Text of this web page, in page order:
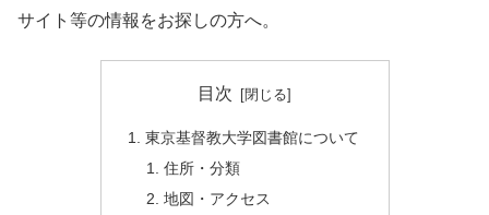
サイト等の情報をお探しの方へ。
目次
東京基督教大学図書館について
住所・分類
地図・アクセス